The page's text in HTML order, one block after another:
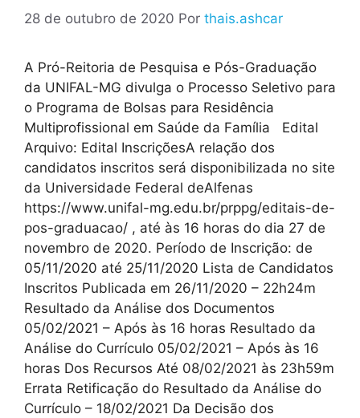
28 de outubro de 2020 Por thais.ashcar
A Pró-Reitoria de Pesquisa e Pós-Graduação
da UNIFAL-MG divulga o Processo Seletivo para
o Programa de Bolsas para Residência
Multiprofissional em Saúde da Família Edital
Arquivo: Edital InscriçõesA relação dos
candidatos inscritos será disponibilizada no site
da Universidade Federal deAlfenas
https://www.unifal-mg.edu.br/prppg/editais-de-
pos-graduacao/ , até às 16 horas do dia 27 de
novembro de 2020. Período de Inscrição: de
05/11/2020 até 25/11/2020 Lista de Candidatos
Inscritos Publicada em 26/11/2020 – 22h24m
Resultado da Análise dos Documentos
05/02/2021 – Após às 16 horas Resultado da
Análise do Currículo 05/02/2021 – Após às 16
horas Dos Recursos Até 08/02/2021 às 23h59m
Errata Retificação do Resultado da Análise do
Currículo – 18/02/2021 Da Decisão dos